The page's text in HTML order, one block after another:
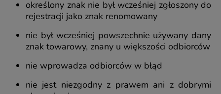
określony znak nie był wcześniej zgłoszony do
rejestracji jako znak renomowany
nie był wcześniej powszechnie używany dany
znak towarowy, znany u większości odbiorców
nie wprowadza odbiorców w błąd
nie jest niezgodny z prawem ani z dobrymi